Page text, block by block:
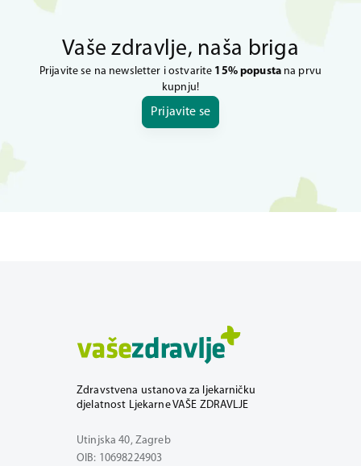
Vaše zdravlje, naša briga
Prijavite se na newsletter i ostvarite 15% popustana prvu
kupnju!
Prijavite se
Zdravstvena ustanova za ljekarničku
djelatnost Ljekarne VAŠE ZDRAVLJE
Utinjska 40, Zagreb
OIB: 10698224903